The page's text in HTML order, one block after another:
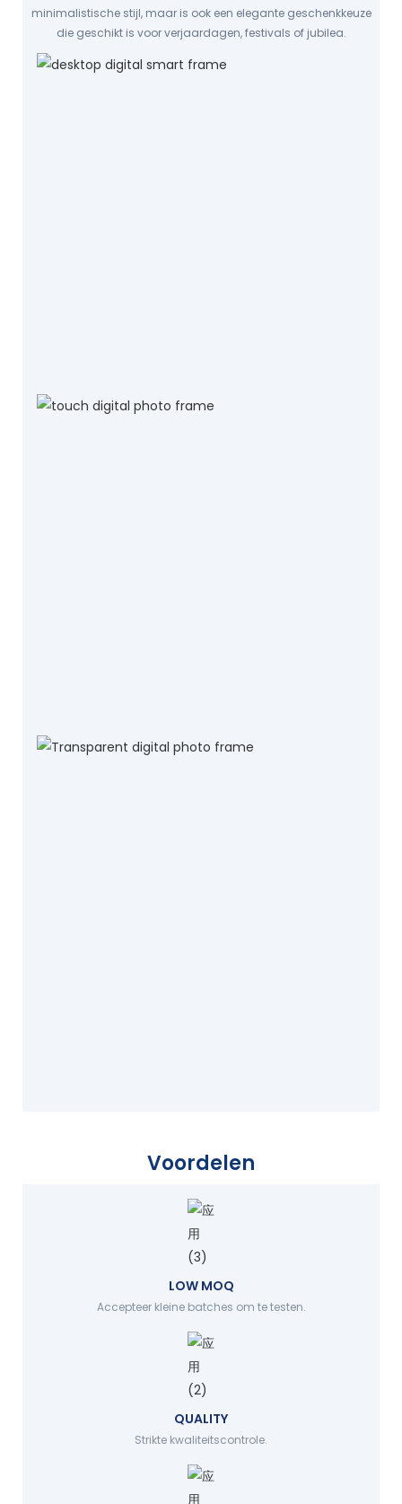
minimalistische stijl, maar is ook een elegante geschenkkeuze
die geschikt is voor verjaardagen, festivals of jubilea.
Voordelen
LOW MOQ
Accepteer kleine batches om te testen.
QUALITY
Strikte kwaliteitscontrole.